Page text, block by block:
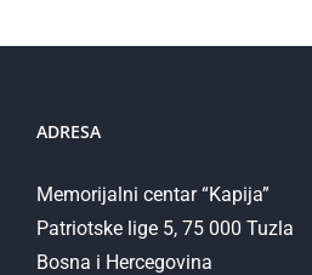
ADRESA
Memorijalni centar “Kapija”
Patriotske lige 5, 75 000 Tuzla
Bosna i Hercegovina